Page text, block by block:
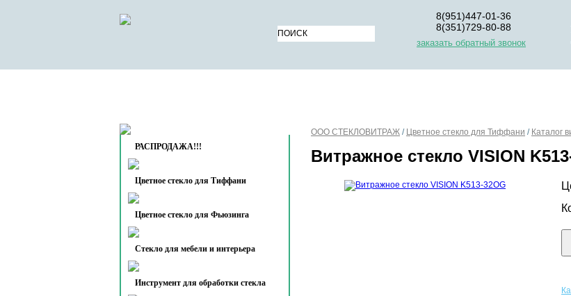
8(951)447-01-36
8(351)729-80-88
заказать обратный звонок
РАСПРОДАЖА!!!
Цветное стекло для Тиффани
Цветное стекло для Фьюзинга
Стекло для мебели и интерьера
Инструмент для обработки стекла
ООО СТЕКЛОВИТРАЖ / Цветное стекло для Тиффани / Каталог
Витражное cтекло VISION